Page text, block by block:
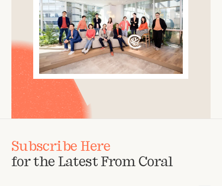
Subscribe Here
for the Latest From Coral